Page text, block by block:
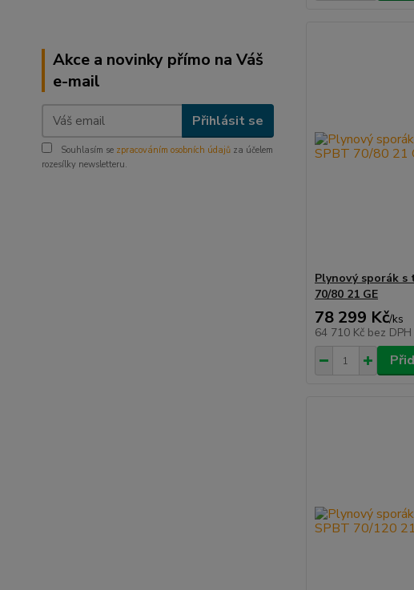
Akce a novinky přímo na Váš
e-mail
Přihlásit se
Souhlasím se zpracováním osobních údajů za účelem
rozesílky newsletteru.
Plynový sporák s
70/80 21 GE
78 299 Kč/ks
64 710 Kč bez DPH